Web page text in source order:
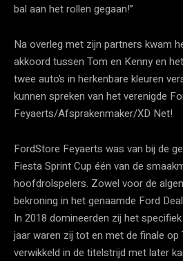
bal aan het rollen gegaan!”
Na overleg met zijn partners kwam
akkoord tussen Tom en Kenny en
twee auto’s in herkenbare kleuren
kunnen spreken van het verenigde
Feyaerts/Afsprakenmaker/XD Net!
FordStore Feyaerts was van bij de
Fiesta Sprint Cup één van de
hoofdrolspelers. Zowel voor de
bekroning in het genaamde Ford
In 2018 domineerden zij het
jaar waren zij tot en met de finale op
verwikkeld in de titelstrijd met later